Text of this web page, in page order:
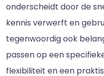
onderscheidt door de
kennis verwerft en
tegenwoordig ook
passen op een
flexibiliteit en een